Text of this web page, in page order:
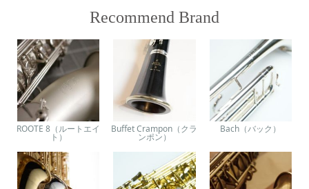
Recommend Brand
ROOTE 8（ルートエイ
ト）
Buffet Crampon（クラ
ンポン）
Bach（バック）